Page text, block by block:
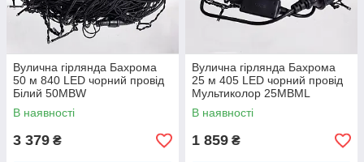
Вулична гірлянда Бахрома
50 м 840 LED чорний провід
Білий 50MBW
В наявності
3 379 ₴
Вулична гірлянда Бахрома
25 м 405 LED чорний провід
Мультиколор 25MBML
В наявності
1 859 ₴